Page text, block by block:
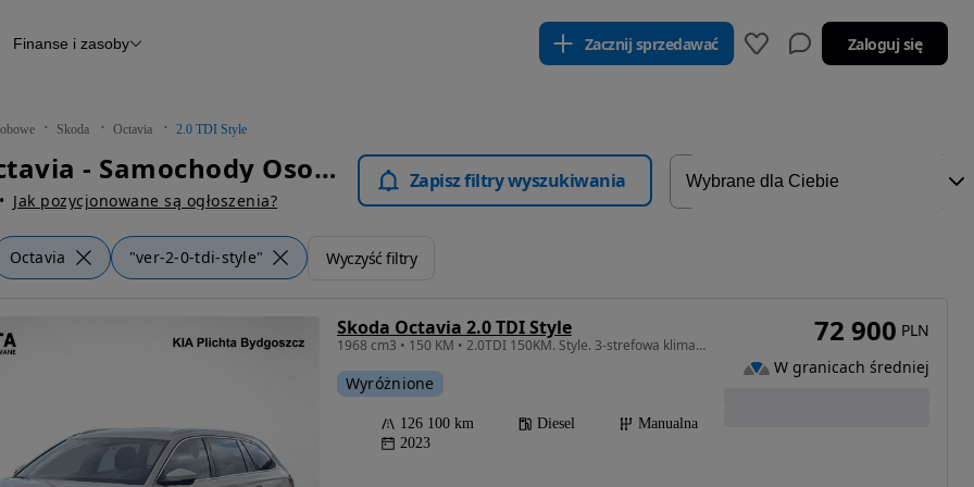
Raport z inspekcji
Otomoto News
Finanse i zasoby Zacznij sprzedawać Zaloguj się
Skoda Octavia 2.0 TDI Style
Skoda Octavia - Samochody Osobowe
Jak pozycjonowane są ogłoszenia?
Zapisz filtry wyszukiwania
Octavia "ver-2-0-tdi-style" Wyczyść filtry
Skoda Octavia 2.0 TDI Style
1968 cm3 • 150 KM • 2.0TDI 150KM. Style. 3-strefowa klima. Podgrzewane fotele przód i tył.
Wyróżnione
126 100 km Diesel
Manualna
2023
72 900 PLN
W granicach średniej